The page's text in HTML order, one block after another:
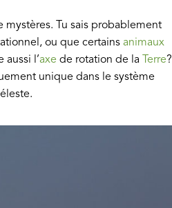
Tu sais probablement
, ou que certains animaux
aussi l’axe de rotation de la Terre?
unique dans le système